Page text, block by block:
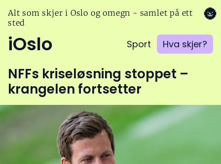
Alt som skjer i Oslo og omegn - samlet på ett
sted
iOslo Sport Hva skjer?
🌚
NFFs kriseløsning stoppet –
krangelen fortsetter